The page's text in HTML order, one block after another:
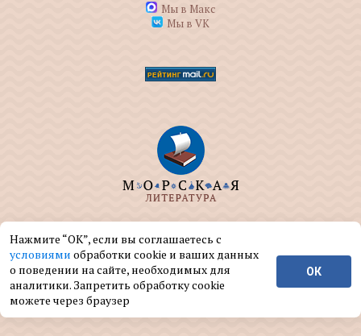
Мы в Макс
Мы в VK
ООО "МОРКНИГА" занимается изданием и
реализацией книг на морскую тематику.
© ООО "МОРКНИГА", 2004 — 2026 г.
Нажмите “ОК”, если вы соглашаетесь с
условиями обработки cookie и ваших данных
о поведении на сайте, необходимых для
аналитики. Запретить обработку cookie
можете через браузер
ОК